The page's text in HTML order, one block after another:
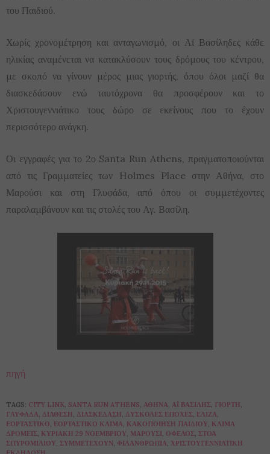
του Παιδιού.
Χωρίς χρονομέτρηση και ανταγωνισμό, οι Αϊ Βασίληδες κάθε
ηλικίας αναμένεται να κατακλύσουν τους δρόμους του κέντρου,
με σκοπό να γίνουν μέρος μιας γιορτής, όπου όλοι μαζί θα
διασκεδάσουν ενώ ταυτόχρονα θα προσφέρουν και το
Χριστουγεννιάτικο τους δώρο σε εκείνους που το έχουν
περισσότερο ανάγκη.
Οι εγγραφές για το 2ο Santa Run Athens, πραγματοποιούνται
από τις Γραμματείες των Holmes Place στην Αθήνα, στο
Μαρούσι και στη Γλυφάδα, από όπου οι συμμετέχοντες
παραλαμβάνουν και τις στολές του Αγ. Βασίλη.
πηγή
TAGS: CITY LINK, SANTA RUN ATHENS, ΑΘΉΝΑ, ΑΪ ΒΑΣΊΛΗΣ, ΓΙΟΡΤΉ,
ΓΛΥΦΆΔΑ, ΔΙΆΘΕΣΗ, ΔΙΑΣΚΈΔΑΣΗ, ΔΎΣΚΟΛΕΣ ΕΠΟΧΈΣ, ΕΛΙΖΑ,
ΕΟΡΤΑΣΤΙΚΌ, ΕΟΡΤΑΣΤΙΚΌ ΚΛΊΜΑ, ΚΑΚΟΠΟΊΗΣΗ ΠΑΙΔΙΟΎ, ΚΛΊΜΑ
ΔΡΟΜΕΊΣ, ΚΥΡΙΑΚΉ 29 ΝΟΕΜΒΡΊΟΥ, ΜΑΡΟΎΣΙ, ΌΦΕΛΟΣ, ΣΤΟΆ
ΣΠΥΡΟΜΊΛΙΟΥ, ΣΥΜΜΕΤΈΧΟΥΝ, ΦΙΛΑΝΘΡΩΠΊΑ, ΧΡΙΣΤΟΥΓΕΝΝΙΆΤΙΚΗ